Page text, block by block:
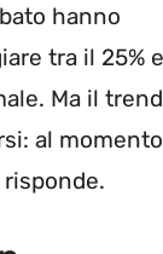
hanno
tra il 25% e
Ma il trend
al momento